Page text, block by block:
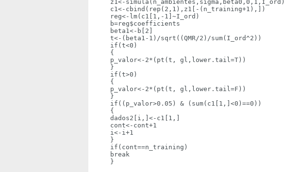
    z1<-simula(n_ambientes,sigma,beta0,0,1,I_ord)
    c1<-cbind(rep(2,1),z1[-(n_training+1),])
    reg<-lm(c1[1,-1]~I_ord)
    b=reg$coefficients
    beta1<-b[2]
    t<-(beta1-1)/sqrt((QMR/2)/sum(I_ord^2))
    if(t<0)
    {
    p_valor<-2*(pt(t, gl,lower.tail=T))
    }
    if(t>0)
    {
    p_valor<-2*(pt(t, gl,lower.tail=F))
    }
    if((p_valor>0.05) & (sum(c1[1,]<0)==0))
    {
    dados2[i,]<-c1[1,]
    cont<-cont+1
    i<-i+1
    }
    if(cont==n_training)
    break
    }